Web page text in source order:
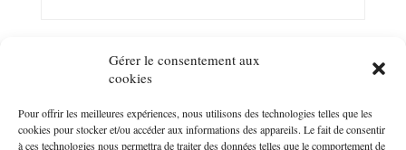
Gérer le consentement aux
cookies
Pour offrir les meilleures expériences, nous utilisons des technologies telles que les
cookies pour stocker et/ou accéder aux informations des appareils. Le fait de consentir
à ces technologies nous permettra de traiter des données telles que le comportement de
Suivez-nous sur les réseaux !